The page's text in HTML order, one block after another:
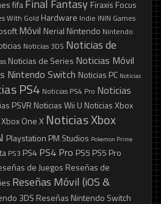
fifaFinal Fantasy Firaxis Focus
With Gold Hardware Indie ININ Games
Móvil Nerial Nintendo Nintendo
Noticias 3DS Noticias de
Noticias de Series Noticias Móvil
Nintendo Switch Noticias PC Noticias
PS4 Noticias PS4 Pro Noticias
PSVR Noticias Wii U Noticias Xbox
One X Noticias Xbox
Playstation PM Studios Pokemon Prime
PS3 PS4 PS4 Pro PS5 PS5 Pro
de Juegos Reseñas de
Reseñas Móvil (iOS &
3DS Reseñas Nintendo Switch